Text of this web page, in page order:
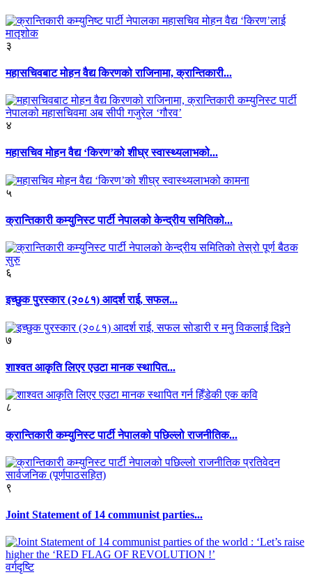
३
महासचिवबाट मोहन वैद्य किरणको राजिनामा, क्रान्तिकारी...
४
महासचिव मोहन वैद्य ‘किरण’को शीघ्र स्वास्थ्यलाभको...
५
क्रान्तिकारी कम्युनिस्ट पार्टी नेपालको केन्द्रीय समितिको...
६
इच्छुक पुरस्कार (२०८१) आदर्श राई, सफल...
७
शाश्वत आकृति लिएर एउटा मानक स्थापित...
८
क्रान्तिकारी कम्युनिस्ट पार्टी नेपालको पछिल्लो राजनीतिक...
९
Joint Statement of 14 communist parties...
वर्गदृष्टि